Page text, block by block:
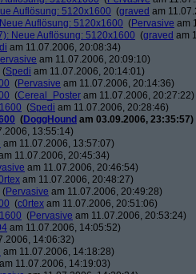
Auflösung: 5120x1600 (graved am
Auflösung: 5120x1600 (Pervasive am
Neue Auflösung: 5120x1600 (graved am
am 11.07.2006, 20:08:34)
am 11.07.2006, 20:09:10)
(Spedi am 11.07.2006, 20:14:01)
(Pervasive am 11.07.2006, 20:14:36)
(Cereal_Poster am 11.07.2006, 20:27:22)
(Spedi am 11.07.2006, 20:28:46)
(DoggHound am 03.09.2006, 23:35:57)
13:55:14)
am 11.07.2006, 13:57:07)
11.07.2006, 20:45:34)
am 11.07.2006, 20:46:54)
am 11.07.2006, 20:48:27)
(Pervasive am 11.07.2006, 20:49:28)
(c0rtex am 11.07.2006, 20:51:06)
(Pervasive am 11.07.2006, 20:53:24)
am 11.07.2006, 14:05:52)
14:06:32)
am 11.07.2006, 14:18:28)
am 11.07.2006, 14:19:03)